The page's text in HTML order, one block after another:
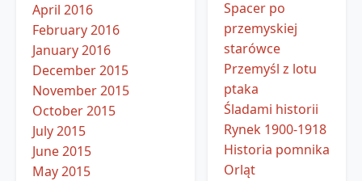
April 2016
February 2016
January 2016
December 2015
November 2015
October 2015
July 2015
June 2015
May 2015
Spacer po
przemyskiej
starówce
Przemyśl z lotu
ptaka
Śladami historii
Rynek 1900-1918
Historia pomnika
Orląt